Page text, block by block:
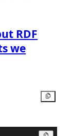
RDF
we